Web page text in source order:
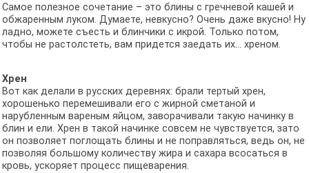
Самое полезное сочетание – это блины с гречневой кашей и
обжаренным луком. Думаете, невкусно? Очень даже вкусно! Ну
ладно, можете съесть и блинчики с икрой. Только потом,
чтобы не растолстеть, вам придется заедать их… хреном.
Хрен
Вот как делали в русских деревнях: брали тертый хрен,
хорошенько перемешивали его с жирной сметаной и
нарубленным вареным яйцом, заворачивали такую начинку в
блин и ели. Хрен в такой начинке совсем не чувствуется, зато
он позволяет поглощать блины и не поправляться, ведь он, не
позволяя большому количеству жира и сахара всосаться в
кровь, ускоряет процесс пищеварения.